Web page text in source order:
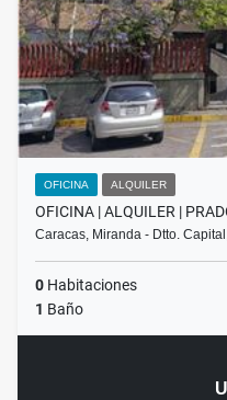
OFICINA ALQUILER
OFICINA | ALQUILER |
Caracas, Miranda - Dtto.
0 Habitaciones
1 Baño